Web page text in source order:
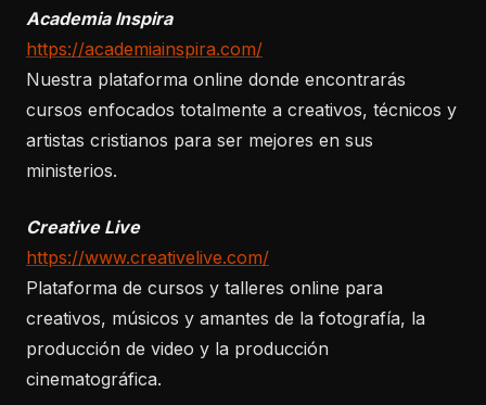
Academia Inspira
https://academiainspira.com/
Nuestra plataforma online donde encontrarás
cursos enfocados totalmente a creativos, técnicos y
artistas cristianos para ser mejores en sus
ministerios.
Creative Live
https://www.creativelive.com/
Plataforma de cursos y talleres online para
creativos, músicos y amantes de la fotografía, la
producción de video y la producción
cinematográfica.